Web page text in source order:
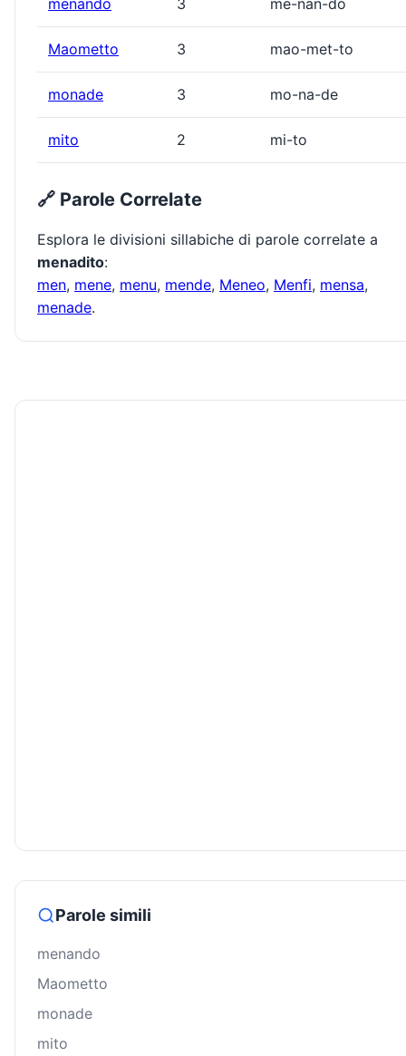
menando 3 me-nan-do
Maometto 3 mao-met-to
monade 3 mo-na-de
mito 2 mi-to
🔗 Parole Correlate
Esplora le divisioni sillabiche di parole correlate a
menadito:
men, mene, menu, mende, Meneo, Menfi, mensa,
menade.
Parole simili
menando
Maometto
monade
mito